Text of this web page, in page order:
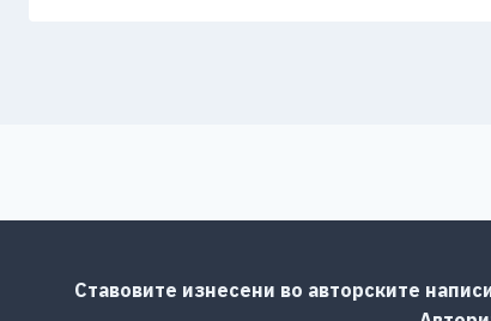
Ставовите изнесени во авторските